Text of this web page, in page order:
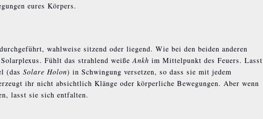
eures Körpers.
wahlweise sitzend oder liegend. Wie bei den beiden anderen
Fühlt das strahlend weißeAnkh im Mittelpunkt des Feuers. Lasst
(das Solare Holon) in Schwingung versetzen, so dass sie mit jedem
ihr nicht absichtlich Klänge oder körperliche Bewegungen. Aber wenn
lasst sie sich entfalten.